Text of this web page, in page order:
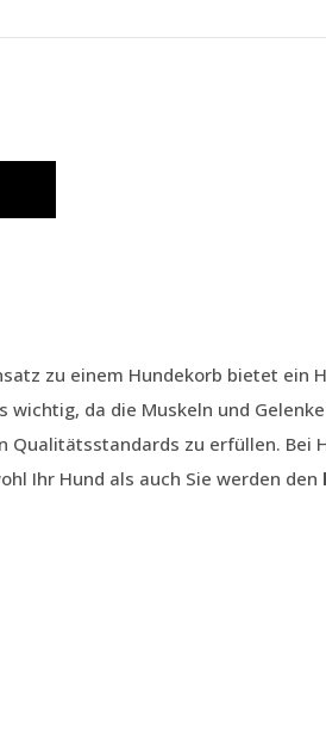
zu einem Hundekorb bietet ein
da die Muskeln und
Qualitätsstandards zu erfüllen. Bei
Ihr Hund als auch Sie werden den